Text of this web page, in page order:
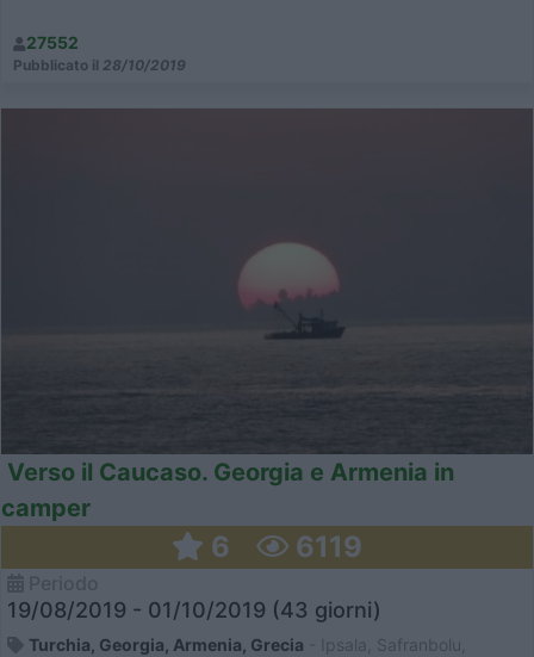
27552
Pubblicato il 28/10/2019
Verso il Caucaso. Georgia e Armenia in
camper
6 6119
19/08/2019 - 01/10/2019 (43 giorni)
Turchia, Georgia, Armenia, Grecia - Ipsala, Safranbolu,